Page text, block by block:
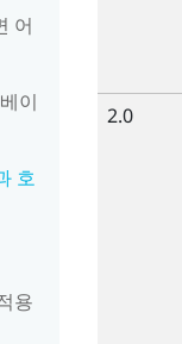
어
이
호
용
2.0